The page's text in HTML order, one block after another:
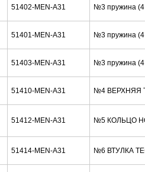
51402-MEN-A31 №3 пружина
51401-MEN-A31 №3 пружина
51403-MEN-A31 №3 пружина
51410-MEN-A31 №4 ВЕРХНЯЯ
51412-MEN-A31 №5 КОЛЬЦО
51414-MEN-A31 №6 ВТУЛКА